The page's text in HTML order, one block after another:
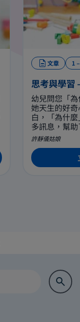
文章 1
思考與學習
幼兒問您「
她天生的好
白，「為什
多訊息，幫
界。 有時您
子的提問，
的好奇心可
及學習新事
許靜儀姑娘